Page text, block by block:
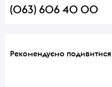
(063) 606 40 00
Рекомендуємо подивитися